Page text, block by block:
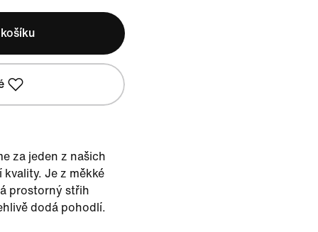
za jeden z našich
Je z měkké
prostorný střih
dodá pohodlí.